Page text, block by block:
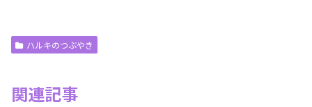
ハルキのつぶやき
関連記事